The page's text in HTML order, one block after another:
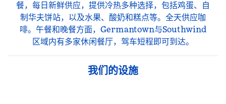
餐，每日新鲜供应，提供冷热多种选择，包括鸡蛋、自
制华夫饼站，以及水果、酸奶和糕点等。全天供应咖
啡。午餐和晚餐方面，Germantown与Southwind
区域内有多家休闲餐厅，驾车短程即可到达。
我们的设施